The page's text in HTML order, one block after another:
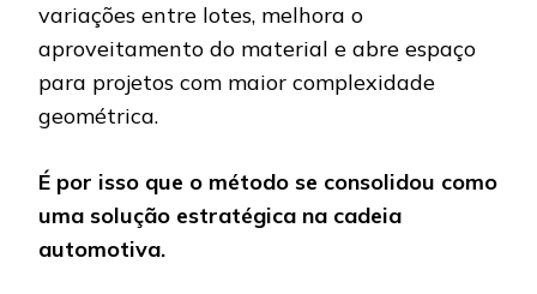
variações entre lotes, melhora o
aproveitamento do material e abre espaço
para projetos com maior complexidade
geométrica.
É por isso que o método se consolidou como
uma solução estratégica na cadeia
automotiva.